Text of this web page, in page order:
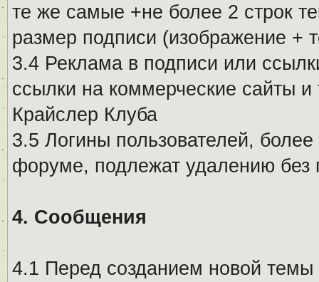
те же самые +не более 2 строк
размер подписи (изображение +
3.4 Реклама в подписи или
ссылки на коммерческие сайты
Крайслер Клуба
3.5 Логины пользователей,
форуме, подлежат удалению без
4. Сообщения
4.1 Перед созданием новой темы